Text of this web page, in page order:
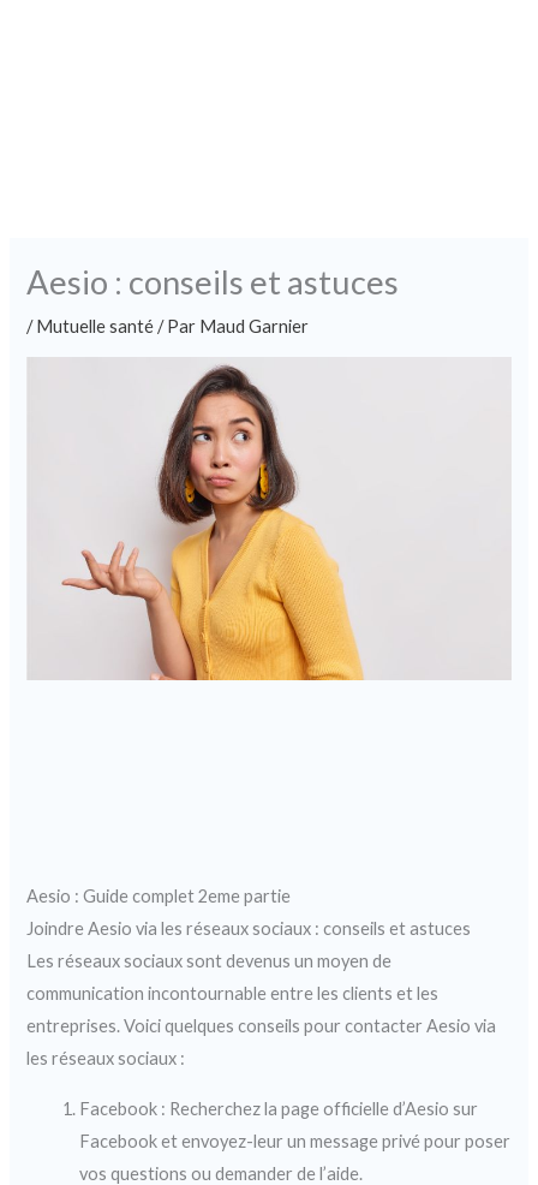
Aesio : conseils et astuces
/Mutuelle santé/ Par Maud Garnier
Aesio : Guide complet 2eme partie
Joindre Aesio via les réseaux sociaux : conseils et astuces
Les réseaux sociaux sont devenus un moyen de
communication incontournable entre les clients et les
entreprises. Voici quelques conseils pour contacter Aesio via
les réseaux sociaux :
Facebook : Recherchez la page officielle d’Aesio sur
Facebook et envoyez-leur un message privé pour poser
vos questions ou demander de l’aide.